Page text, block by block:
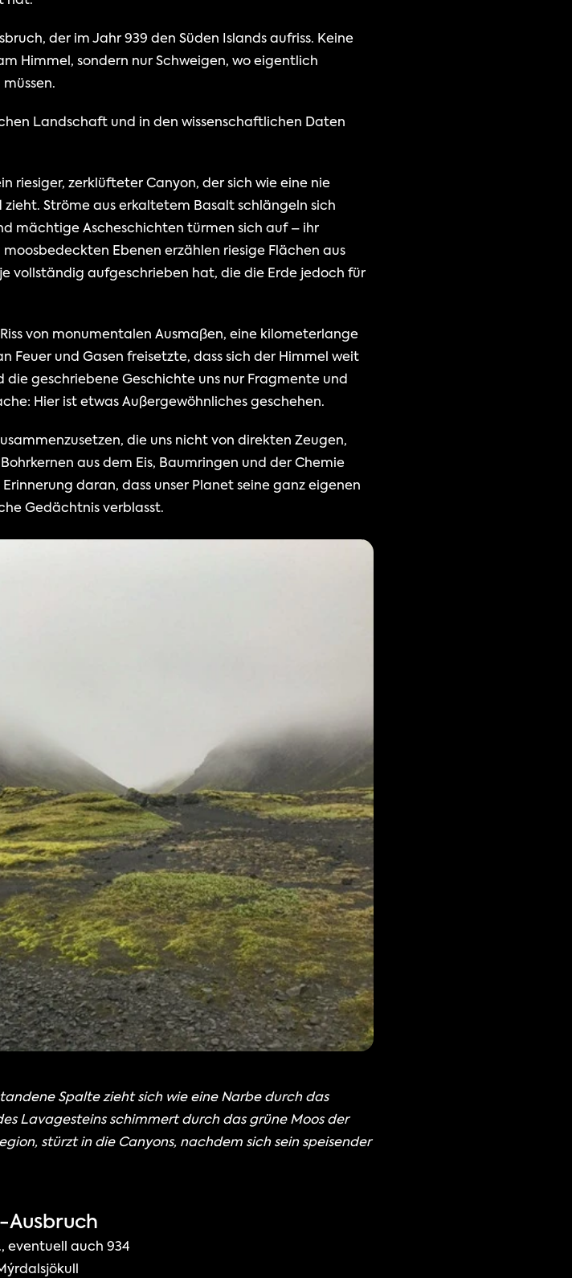
der im Jahr 939 den Süden Islands aufriss. Keine
Himmel, sondern nur Schweigen, wo eigentlich
Landschaft und in den wissenschaftlichen Daten
riesiger, zerklüfteter Canyon, der sich wie eine nie
Ströme aus erkaltetem Basalt schlängeln sich
mächtige Ascheschichten türmen sich auf – ihr
Ebenen erzählen riesige Flächen aus
vollständig aufgeschrieben hat, die die Erde jedoch für
von monumentalen Ausmaßen, eine kilometerlange
Feuer und Gasen freisetzte, dass sich der Himmel weit
die geschriebene Geschichte uns nur Fragmente und
Hier ist etwas Außergewöhnliches geschehen.
die uns nicht von direkten Zeugen,
aus dem Eis, Baumringen und der Chemie
daran, dass unser Planet seine ganz eigenen
Gedächtnis verblasst.
Spalte zieht sich wie eine Narbe durch das
Lavagesteins schimmert durch das grüne Moos der
stürzt in die Canyons, nachdem sich sein speisender
Ausbruch
eventuell auch 934